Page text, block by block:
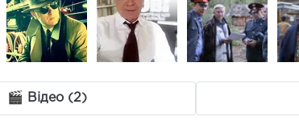
🎬 Відео (2)